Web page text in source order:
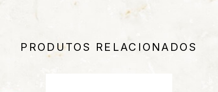
PRODUTOS RELACIONADOS